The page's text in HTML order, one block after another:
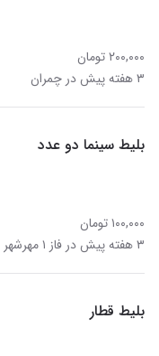
۲۰۰,۰۰۰ تومان
۳ هفته پیش در چمران
بلیط سینما دو عدد
۱۰۰,۰۰۰ تومان
۳ هفته پیش در فاز ۱ مهرشهر
بلیط قطار